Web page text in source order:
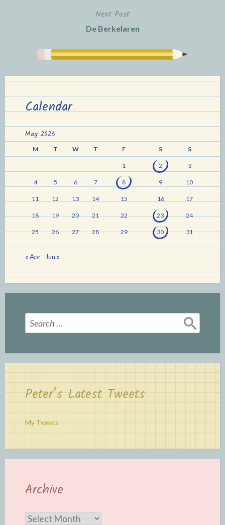
Next Post
De Berkelaren
Calendar
May 2026
M T W T F S S
1 2 3
4 5 6 7 8 9 10
11 12 13 14 15 16 17
18 19 20 21 22 23 24
25 26 27 28 29 30 31
« Apr Jun »
Search
for:
Peter’s Latest Tweets
My Tweets
Archive
Archive